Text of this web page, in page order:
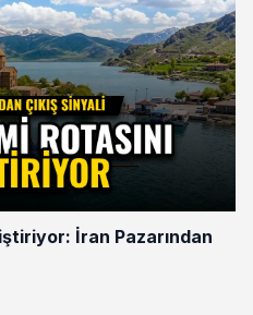
İran Pazarından